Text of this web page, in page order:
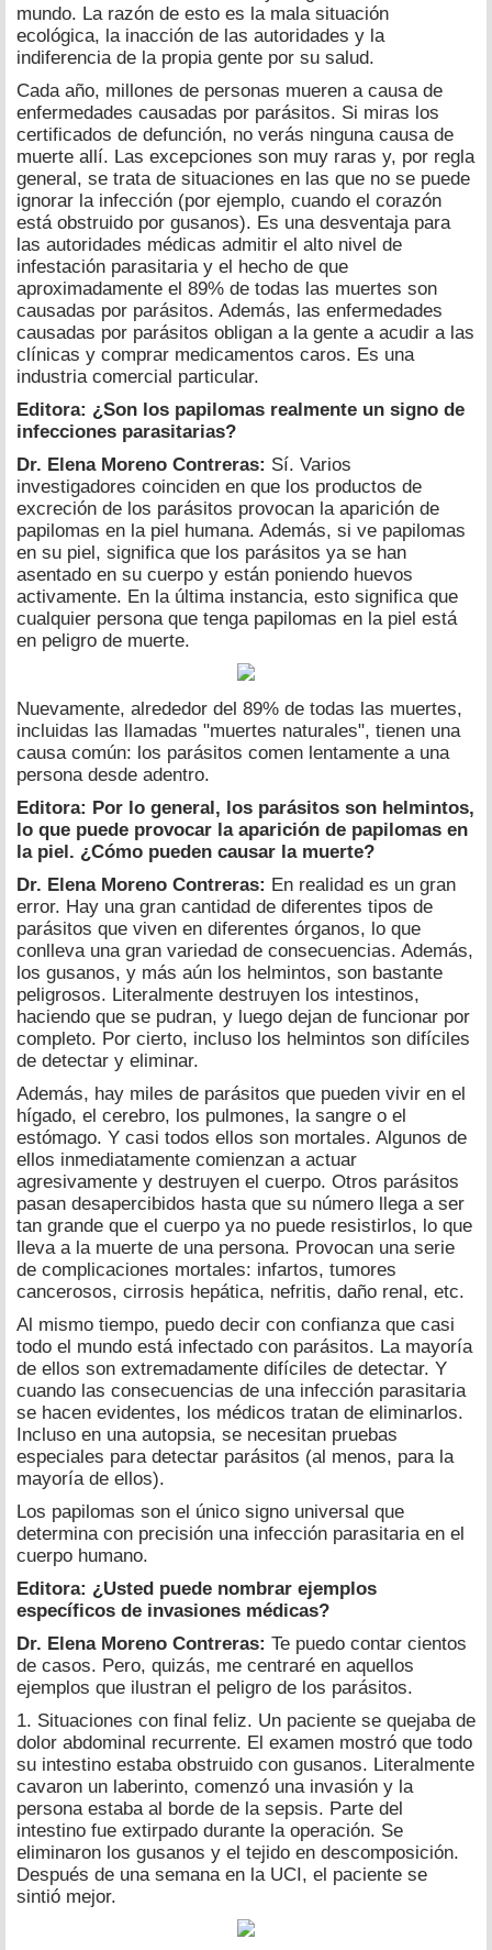
mundo. La razón de esto es la mala situación
ecológica, la inacción de las autoridades y la
indiferencia de la propia gente por su salud.
Cada año, millones de personas mueren a causa de
enfermedades causadas por parásitos. Si miras los
certificados de defunción, no verás ninguna causa de
muerte allí. Las excepciones son muy raras y, por regla
general, se trata de situaciones en las que no se puede
ignorar la infección (por ejemplo, cuando el corazón
está obstruido por gusanos). Es una desventaja para
las autoridades médicas admitir el alto nivel de
infestación parasitaria y el hecho de que
aproximadamente el 89% de todas las muertes son
causadas por parásitos. Además, las enfermedades
causadas por parásitos obligan a la gente a acudir a las
clínicas y comprar medicamentos caros. Es una
industria comercial particular.
Editora: ¿Son los papilomas realmente un signo de
infecciones parasitarias?
Dr. Elena Moreno Contreras: Sí. Varios
investigadores coinciden en que los productos de
excreción de los parásitos provocan la aparición de
papilomas en la piel humana. Además, si ve papilomas
en su piel, significa que los parásitos ya se han
asentado en su cuerpo y están poniendo huevos
activamente. En la última instancia, esto significa que
cualquier persona que tenga papilomas en la piel está
en peligro de muerte.
Nuevamente, alrededor del 89% de todas las muertes,
incluidas las llamadas "muertes naturales", tienen una
causa común: los parásitos comen lentamente a una
persona desde adentro.
Editora: Por lo general, los parásitos son helmintos,
lo que puede provocar la aparición de papilomas en
la piel. ¿Cómo pueden causar la muerte?
Dr. Elena Moreno Contreras: En realidad es un gran
error. Hay una gran cantidad de diferentes tipos de
parásitos que viven en diferentes órganos, lo que
conlleva una gran variedad de consecuencias. Además,
los gusanos, y más aún los helmintos, son bastante
peligrosos. Literalmente destruyen los intestinos,
haciendo que se pudran, y luego dejan de funcionar por
completo. Por cierto, incluso los helmintos son difíciles
de detectar y eliminar.
Además, hay miles de parásitos que pueden vivir en el
hígado, el cerebro, los pulmones, la sangre o el
estómago. Y casi todos ellos son mortales. Algunos de
ellos inmediatamente comienzan a actuar
agresivamente y destruyen el cuerpo. Otros parásitos
pasan desapercibidos hasta que su número llega a ser
tan grande que el cuerpo ya no puede resistirlos, lo que
lleva a la muerte de una persona. Provocan una serie
de complicaciones mortales: infartos, tumores
cancerosos, cirrosis hepática, nefritis, daño renal, etc.
Al mismo tiempo, puedo decir con confianza que casi
todo el mundo está infectado con parásitos. La mayoría
de ellos son extremadamente difíciles de detectar. Y
cuando las consecuencias de una infección parasitaria
se hacen evidentes, los médicos tratan de eliminarlos.
Incluso en una autopsia, se necesitan pruebas
especiales para detectar parásitos (al menos, para la
mayoría de ellos).
Los papilomas son el único signo universal que
determina con precisión una infección parasitaria en el
cuerpo humano.
Editora: ¿Usted puede nombrar ejemplos
específicos de invasiones médicas?
Dr. Elena Moreno Contreras: Te puedo contar cientos
de casos. Pero, quizás, me centraré en aquellos
ejemplos que ilustran el peligro de los parásitos.
1. Situaciones con final feliz. Un paciente se quejaba de
dolor abdominal recurrente. El examen mostró que todo
su intestino estaba obstruido con gusanos. Literalmente
cavaron un laberinto, comenzó una invasión y la
persona estaba al borde de la sepsis. Parte del
intestino fue extirpado durante la operación. Se
eliminaron los gusanos y el tejido en descomposición.
Después de una semana en la UCI, el paciente se
sintió mejor.